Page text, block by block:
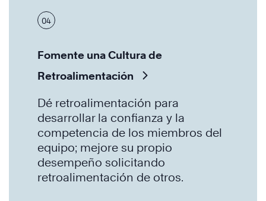
04
Fomente una Cultura de
Retroalimentación
Dé retroalimentación para
desarrollar la confianza y la
competencia de los miembros del
equipo; mejore su propio
desempeño solicitando
retroalimentación de otros.